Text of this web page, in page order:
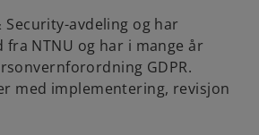
avdeling og har
NTNU og har i mange år
GDPR.
med implementering, revisjon